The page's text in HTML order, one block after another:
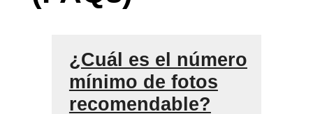
¿Cuál es el número
mínimo de fotos
recomendable?